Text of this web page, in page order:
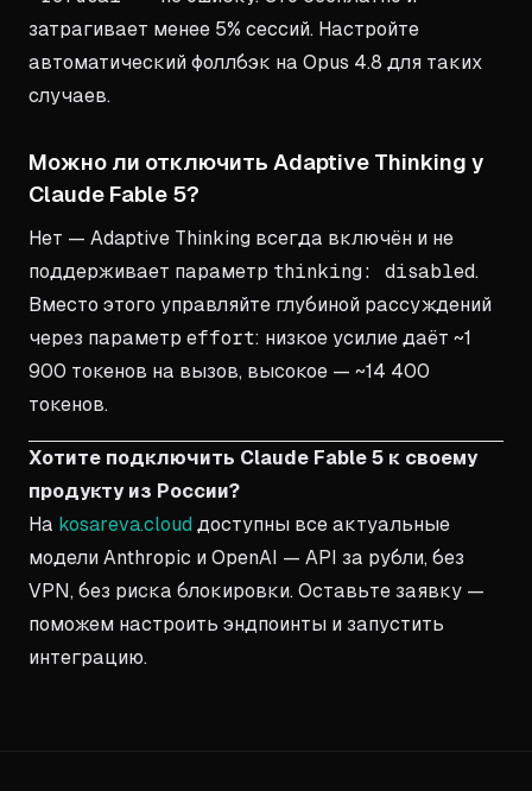
затрагивает менее 5% сессий. Настройте
автоматический фоллбэк на Opus 4.8 для таких
случаев.
Можно ли отключить Adaptive Thinking у
Claude Fable 5?
Нет — Adaptive Thinking всегда включён и не
поддерживает параметр thinking: disabled.
Вместо этого управляйте глубиной рассуждений
через параметр effort: низкое усилие даёт ~1
900 токенов на вызов, высокое — ~14 400
токенов.
Хотите подключить Claude Fable 5 к своему
продукту из России?
На kosareva.cloud доступны все актуальные
модели Anthropic и OpenAI — API за рубли, без
VPN, без риска блокировки. Оставьте заявку —
поможем настроить эндпоинты и запустить
интеграцию.